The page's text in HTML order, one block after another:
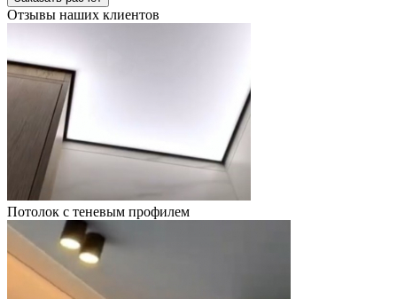
Отзывы наших клиентов
Потолок с теневым профилем